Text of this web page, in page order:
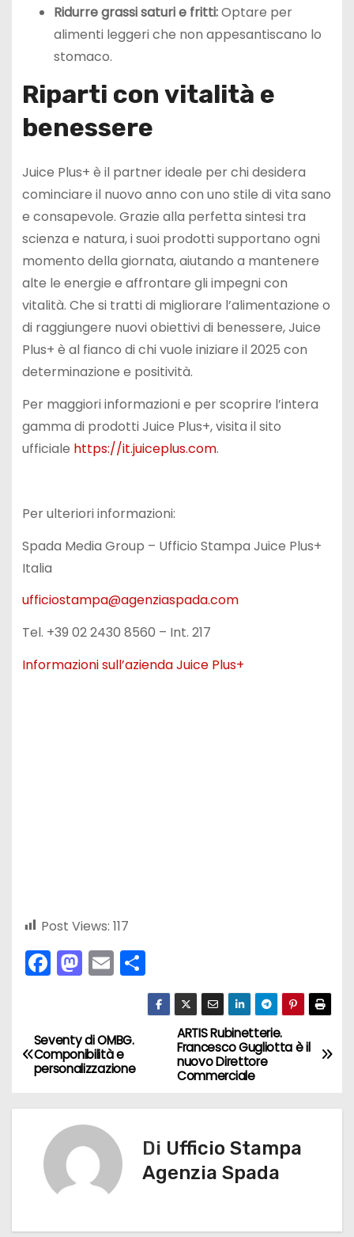
Ridurre grassi saturi e fritti:Optare per
alimenti leggeri che non appesantiscano lo
stomaco.
Riparti con vitalità e
benessere
Juice Plus+ è il partner ideale per chi desidera
cominciare il nuovo anno con uno stile di vita sano
e consapevole. Grazie alla perfetta sintesi tra
scienza e natura, i suoi prodotti supportano ogni
momento della giornata, aiutando a mantenere
alte le energie e affrontare gli impegni con
vitalità. Che si tratti di migliorare l’alimentazione o
di raggiungere nuovi obiettivi di benessere, Juice
Plus+ è al fianco di chi vuole iniziare il 2025 con
determinazione e positività.
Per maggiori informazioni e per scoprire l’intera
gamma di prodotti Juice Plus+, visita il sito
ufficiale https://it.juiceplus.com.
Per ulteriori informazioni:
Spada Media Group – Ufficio Stampa Juice Plus+
Italia
ufficiostampa@agenziaspada.com
Tel. +39 02 2430 8560 – Int. 217
Informazioni sull’azienda Juice Plus+
Post Views: 117
F
a
e
b
o
k
M
a
o
d
n
E
m
l
C
o
n
N
a
v
ARTIS Rubinetterie.
Francesco Gugliotta è il
nuovo Direttore
Commerciale
Seventy di OMBG.
Componibilità e
personalizzazione
Di Ufficio Stampa
Agenzia Spada